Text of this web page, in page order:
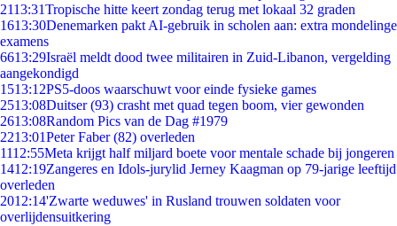
2113:31Tropische hitte keert zondag terug met lokaal 32 graden
1613:30Denemarken pakt AI-gebruik in scholen aan: extra mondelinge
examens
6613:29Israël meldt dood twee militairen in Zuid-Libanon, vergelding
aangekondigd
1513:12PS5-doos waarschuwt voor einde fysieke games
2513:08Duitser (93) crasht met quad tegen boom, vier gewonden
2613:08Random Pics van de Dag #1979
2213:01Peter Faber (82) overleden
1112:55Meta krijgt half miljard boete voor mentale schade bij jongeren
1412:19Zangeres en Idols-jurylid Jerney Kaagman op 79-jarige leeftijd
overleden
2012:14'Zwarte weduwes' in Rusland trouwen soldaten voor
overlijdensuitkering